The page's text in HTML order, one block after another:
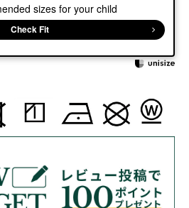
sizes for your child
Check Fit